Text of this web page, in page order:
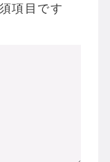
項目です